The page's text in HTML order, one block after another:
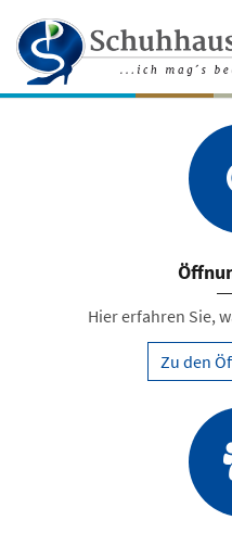
Hier erfahren Sie,
Zu den